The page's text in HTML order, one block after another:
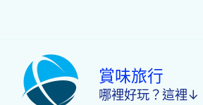
賞味旅行
哪裡好玩？這裡↓